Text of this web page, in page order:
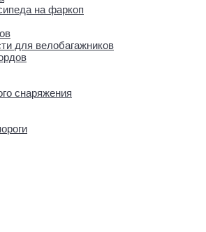
на фаркоп
для велобагажников
снаряжения